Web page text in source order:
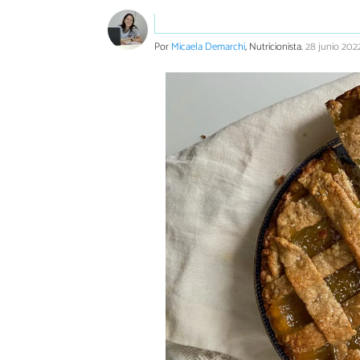
PorMicaela Demarchi, Nutricionista.28 junio